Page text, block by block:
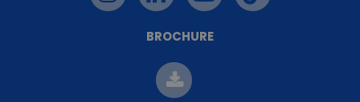
BROCHURE